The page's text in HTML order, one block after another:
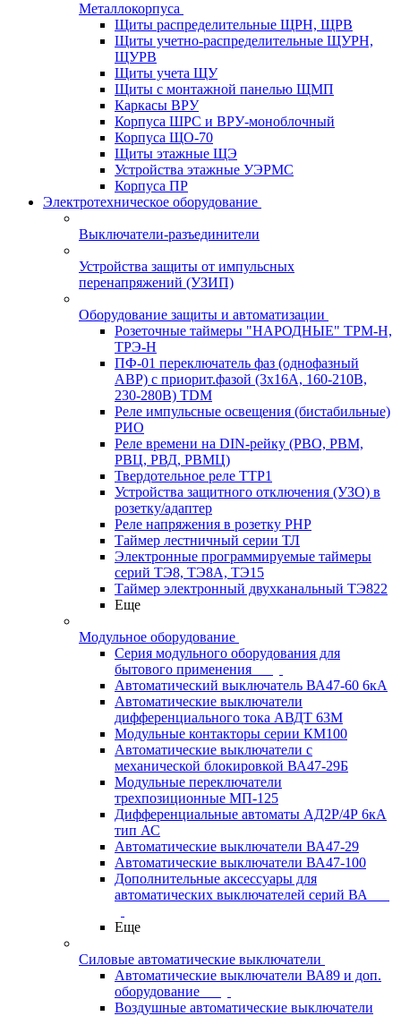
Металлокорпуса
Щиты распределительные ЩРН, ЩРВ
Щиты учетно-распределительные ЩУРН,
ЩУРВ
Щиты учета ЩУ
Щиты с монтажной панелью ЩМП
Каркасы ВРУ
Корпуса ШРС и ВРУ-моноблочный
Корпуса ЩО-70
Щиты этажные ЩЭ
Устройства этажные УЭРМС
Корпуса ПР
Электротехническое оборудование
Выключатели-разъединители
Устройства защиты от импульсных
перенапряжений (УЗИП)
Оборудование защиты и автоматизации
Розеточные таймеры "НАРОДНЫЕ" ТРМ-Н,
ТРЭ-Н
ПФ-01 переключатель фаз (однофазный
АВР) с приорит.фазой (3х16А, 160-210В,
230-280В) TDM
Реле импульсные освещения (бистабильные)
РИО
Реле времени на DIN-рейку (РВО, РВМ,
РВЦ, РВД, РВМЦ)
Твердотельное реле ТТР1
Устройства защитного отключения (УЗО) в
розетку/адаптер
Реле напряжения в розетку РНР
Таймер лестничный серии ТЛ
Электронные программируемые таймеры
серий ТЭ8, ТЭ8А, ТЭ15
Таймер электронный двухканальный ТЭ822
Еще
Модульное оборудование
Серия модульного оборудования для
бытового применения
Автоматический выключатель ВА47-60 6кА
Автоматические выключатели
дифференциального тока АВДТ 63М
Модульные контакторы серии КМ100
Автоматические выключатели с
механической блокировкой ВА47-29Б
Модульные переключатели
трехпозиционные МП-125
Дифференциальные автоматы АД2Р/4Р 6кА
тип АС
Автоматические выключатели ВА47-29
Автоматические выключатели ВА47-100
Дополнительные аксессуары для
автоматических выключателей серий ВА
Еще
Силовые автоматические выключатели
Автоматические выключатели ВА89 и доп.
оборудование
Воздушные автоматические выключатели